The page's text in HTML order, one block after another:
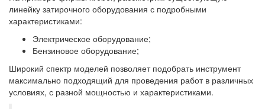
линейку затирочного оборудования с подробными
характеристиками:
Электрическое оборудование;
Бензиновое оборудование;
Широкий спектр моделей позволяет подобрать инструмент
максимально подходящий для проведения работ в различных
условиях, с разной мощностью и характеристиками.